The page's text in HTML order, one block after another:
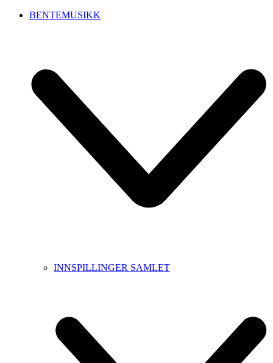
BENTEMUSIKK
INNSPILLINGER SAMLET